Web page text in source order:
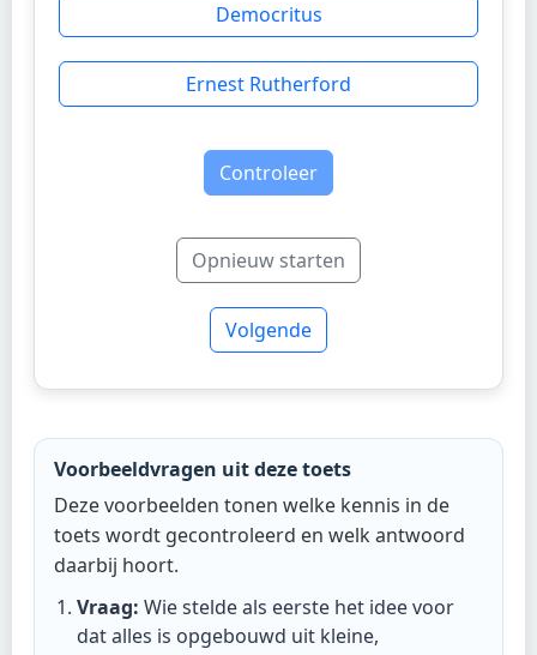
Democritus
Ernest Rutherford
Controleer
Opnieuw starten
Volgende
Voorbeeldvragen uit deze toets
Deze voorbeelden tonen welke kennis in de
toets wordt gecontroleerd en welk antwoord
daarbij hoort.
Vraag: Wie stelde als eerste het idee voor
dat alles is opgebouwd uit kleine,